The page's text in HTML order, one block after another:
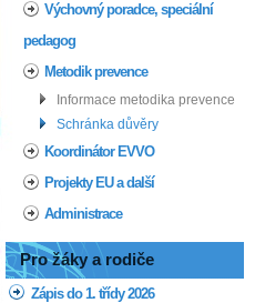
Výchovný poradce, speciální
pedagog
Metodik prevence
Informace metodika prevence
Schránka důvěry
Koordinátor EVVO
Projekty EU a další
Administrace
Pro žáky a rodiče
Zápis do 1. třídy 2026